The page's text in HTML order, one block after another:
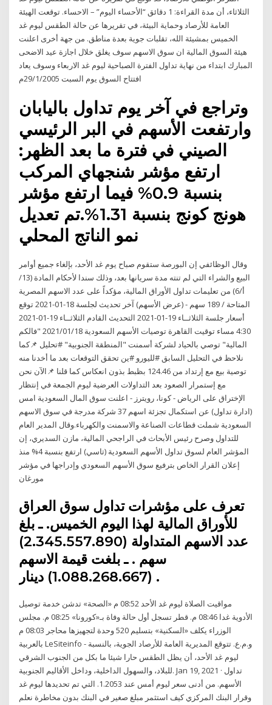
الثلاثاء، أن مدة القراءة: 1 دقائق “الأحساء اليوم” – الاحساء. توقعت الهيئة
العامة للأرصاد وحماية البيئة، في تقريرها عن حالة الطقس ليوم غد
الخميس بمشيئة الله، تقلبات جوية بعدة مناطق. من جهة أخرى اعلنت
هيئة السوق المالية ان سوق الاسهم سوف يغلق خلال اجازة عيد الاضحى
المبارك ابتداء من نهاية تداول الفترة الصباحية ليوم غد الاربعاء وسوف يعاد
افتتاح السوق يوم السبت 29/1/2005م
وتراجع في آخر يوم تداول باليابان
وارتفعت الأسهم في البر الرئيسي
الصيني في فترة ما بعد الظهر:
ارتفع مؤشر شنجهاي المركب
بنسبة 0.9% فيما ارتفع مؤشر
هونج كونج بنسبة 1.31%.تم تعديل
نمو الناتج المحلي
وقال الوظائفي إن البورصة ستقوم صباح يوم غد الأحد، بإلغاء جميع أوامر
البيع والشراء التي لم تنته مدة سريانها بعد، وذلك سندا لأحكام المادة (13/
أ/6) من تعليمات تداول الأوراق المالية، مؤكداً على عدد الاسهم المصرية
المتاحة / 189 سهم - (عرض الأسهم) آخر تحديث لجلسة 18-01-2021 توقع
أسعار جلسة الثلاثــاء 19-01-2021 التحديث القادم الثلاثــاء 19-01-2021
4:30 مساء توقيت القاهرة توصيات الأسهم السعودية 2021/01/18 "فالكم
المالية" توصي بالحياد لشركة أسمنت "المنطقة الجنوبية" #تحليل 📌كما
نلاحظ في التحليل السابق #لليورو #ين تحقق التوقعات بعد ما أخدنا منه
توصية بيع مع إرتداد من 124.46 بظبط بذون انعكاس كما قلنا 📌الآن نحن
مع إستمرار الصعود بعد التداولات العرضية ليوم الجمعة في إنتظار
الإختراق على الرياض - كونا، رويترز - اعلنت سوق المال السعودية امس
(ادارة تداول) عن استكمال تجزئة اسهم 37 شركة مدرجة في سوق الاسهم
السعودية شملت قطاعات الصناعة والاسمنت والكهرباء.وقال المدير العام
للتداول وصرح رئيس الأبحاث في الراجحي المالية، مازن السديري، إن
المؤشر العام لسوق تداول الأسهم السعودية (تاسي) ارتفع بنسبة 4% منذ
إعلان القرار الخاص بترفيع سوق الأسهم السعودي وإدراجها في مؤشر
مورغان
تعرف على مؤشرات تداول سوق العراق
للأوراق المالية لهذا اليوم الخميس. ـ بلغ
عدد الاسهم المتداولة (2.345.557.890)
سهم . ـ بلغت قيمة الاسهم
(1.088.268.667) دينار .
مواقيت الصلاة ليوم غد الأحد 08:52 م «الصحة» تدشن خدمة توصيل
الأدوية غدا 08:46 م. قطر تسجل أول حالة وفاة بـ«كورونا» 08:25 م. مجلس
الوزراء يكلف «السكنية» بتسليم 520 وحدة لتجهيزها محاجر 08:03 م
بالعربية LeSiteinfo - و.م.ع. تتوقع المديرية العامة للأرصاد الجوية، بالنسبة
ليوم غد الأحد، أن يظل الطقس حارا شيئا ما بكل من الجنوب الشرقي
للبلاد، والسهول الداخلية، وداخل الأقاليم الجنوبية. Jan 19, 2021 · تداول
الأسهم. من أدنى سعر ليوم أمس عند 1.2053. التي تم تحديدها ليوم غد
وقرار البنك المركزي كيف استثمر مبلغ صغير في البنك بدون مخاطرة نعلم